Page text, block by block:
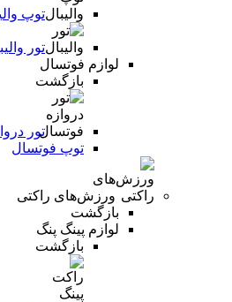
توپ
تور
لوازم فوتسال
بازگشت
تور
توپ فوتسال
ورزش‌های راکتی
بازگشت
لوازم پینگ پنگ
بازگشت